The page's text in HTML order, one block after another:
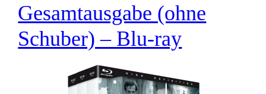
Gesamtausgabe (ohne
Schuber) – Blu-ray